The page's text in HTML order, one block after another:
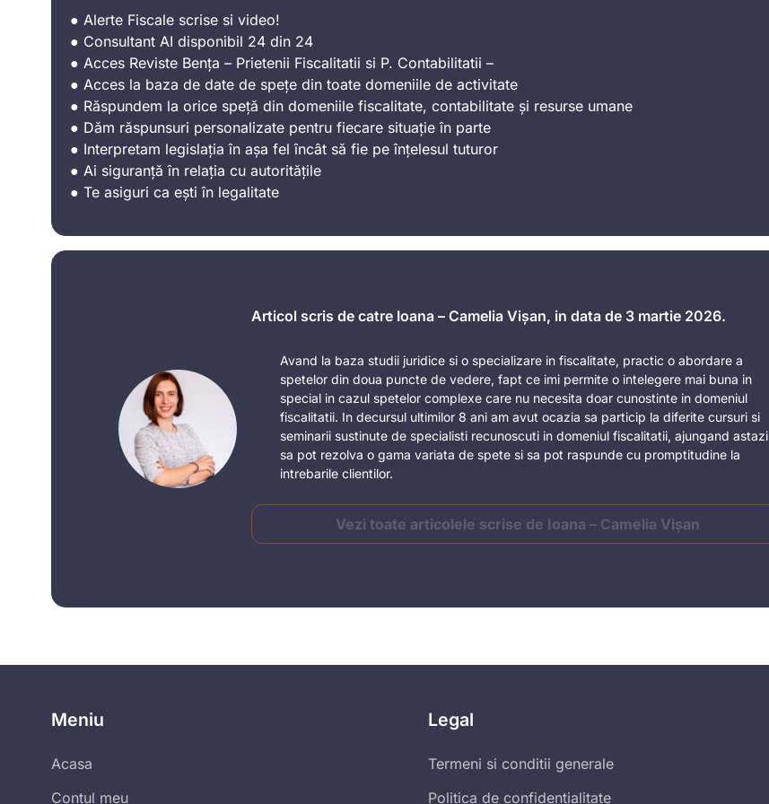
● Alerte Fiscale scrise si video!
● Consultant AI disponibil 24 din 24
● Acces Reviste Bența – Prietenii Fiscalitatii si P. Contabilitatii –
● Acces la baza de date de spețe din toate domeniile de activitate
● Răspundem la orice speță din domeniile fiscalitate, contabilitate și resurse umane
● Dăm răspunsuri personalizate pentru fiecare situație în parte
● Interpretam legislația în așa fel încât să fie pe înțelesul tuturor
● Ai siguranță în relația cu autoritățile
● Te asiguri ca ești în legalitate
Articol scris de catre Ioana – Camelia Vișan, in data de 3 martie 2026.
Avand la baza studii juridice si o specializare in fiscalitate, practic o abordare a
spetelor din doua puncte de vedere, fapt ce imi permite o intelegere mai buna in
special in cazul spetelor complexe care nu necesita doar cunostinte in domeniul
fiscalitatii. In decursul ultimilor 8 ani am avut ocazia sa particip la diferite cursuri si
seminarii sustinute de specialisti recunoscuti in domeniul fiscalitatii, ajungand astazi
sa pot rezolva o gama variata de spete si sa pot raspunde cu promptitudine la
intrebarile clientilor.
Vezi toate articolele scrise de Ioana – Camelia Vișan
Meniu
Acasa
Contul meu
Legal
Termeni si conditii generale
Politica de confidentialitate